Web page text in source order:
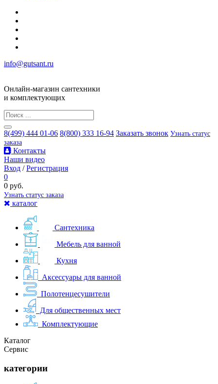
info@gutsant.ru
Онлайн-магазин сантехники
и комплектующих
8(499) 444 01-06 8(800) 333 16-94 Заказать звонок Узнать статус
заказа
Контакты
Наши видео
Вход /Регистрация
0
0 руб.
Узнать статус заказа
каталог
Сантехника
Мебель для ванной
Кухня
Аксессуары для ванной
Полотенцесушители
Для общественных мест
Комплектующие
Каталог
Сервис
категории